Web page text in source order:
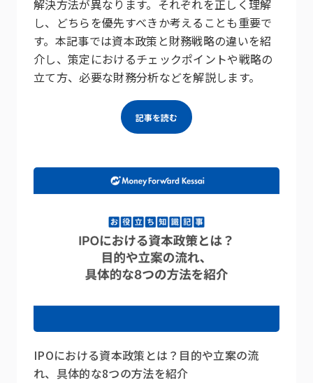
解決方法が異なります。それぞれを正しく理解
し、どちらを優先すべきか考えることも重要で
す。本記事では資本政策と財務戦略の違いを紹
介し、策定におけるチェックポイントや戦略の
立て方、必要な財務分析などを解説します。
記事を読む
IPOにおける資本政策とは？目的や立案の流
れ、具体的な8つの方法を紹介